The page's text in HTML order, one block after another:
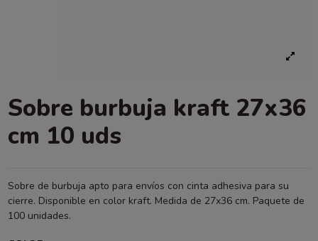
Sobre burbuja kraft 27x36
cm 10 uds
Sobre de burbuja apto para envíos con cinta adhesiva para su
cierre. Disponible en color kraft. Medida de 27x36 cm. Paquete de
100 unidades.